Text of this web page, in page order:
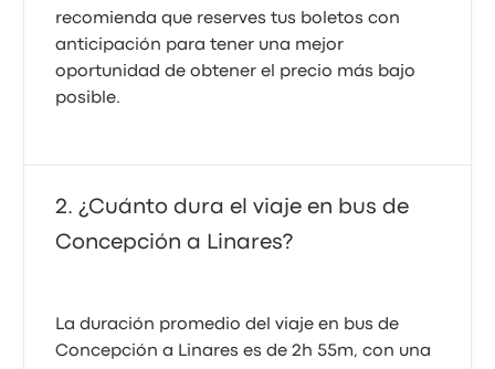
recomienda que reserves tus boletos con
anticipación para tener una mejor
oportunidad de obtener el precio más bajo
posible.
¿Cuánto dura el viaje en bus de
Concepción a Linares?
La duración promedio del viaje en bus de
Concepción a Linares es de 2h 55m, con una